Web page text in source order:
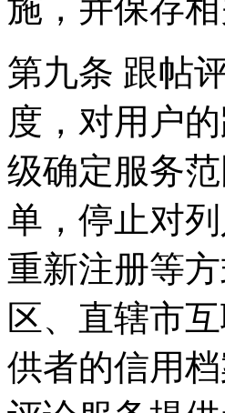
施，并保存相
第九条 跟帖
度，对用户
级确定服务
单，停止对
重新注册等
区、直辖市
供者的信用